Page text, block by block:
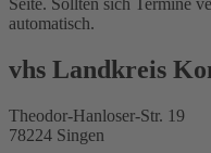
Seite. Sollten sich Termine
automatisch.
vhs Landkreis
Theodor-Hanloser-Str. 19
78224 Singen